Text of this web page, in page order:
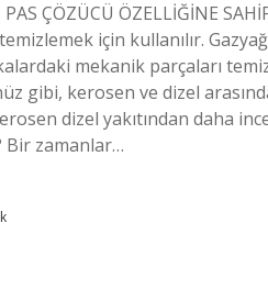
ÇÖZÜCÜ ÖZELLİĞİNE
için kullanılır.
mekanik parçaları
gibi, kerosen ve dizel
dizel yakıtından daha
Bir zamanlar…